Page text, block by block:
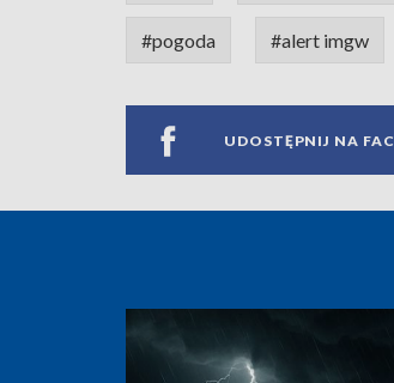
#pogoda #alert imgw
UDOSTĘPNIJ NA